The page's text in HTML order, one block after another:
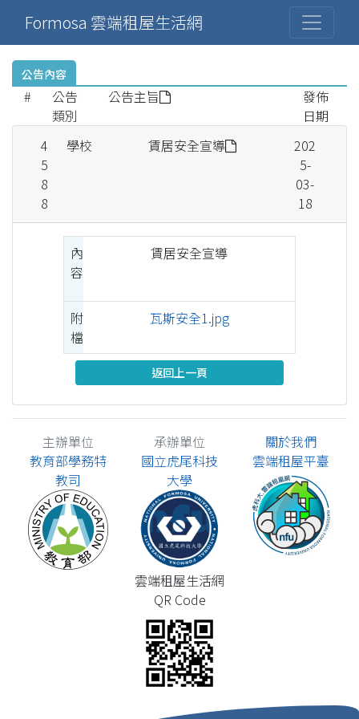
Formosa 雲端租屋生活網
公告內容
#
公告
類別
公告主旨
發佈
日期
4
5
8
8
學校 賃居安全宣導
202
5-
03-
18
內
容
賃居安全宣導
附
檔
瓦斯安全1.jpg
返回上一頁
主辦單位
教育部學務特
教司
承辦單位
國立虎尾科技
大學
關於我們
雲端租屋平臺
雲端租屋生活網
QR Code